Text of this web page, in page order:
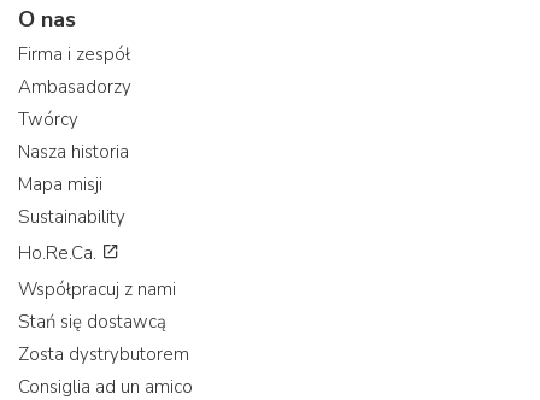
O nas
Firma i zespół
Ambasadorzy
Twórcy
Nasza historia
Mapa misji
Sustainability
Ho.Re.Ca.
Współpracuj z nami
Stań się dostawcą
Zosta dystrybutorem
Consiglia ad un amico